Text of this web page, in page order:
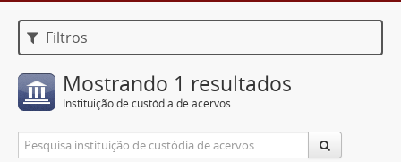
Filtros
Mostrando 1 resultados
Instituição de custódia de acervos